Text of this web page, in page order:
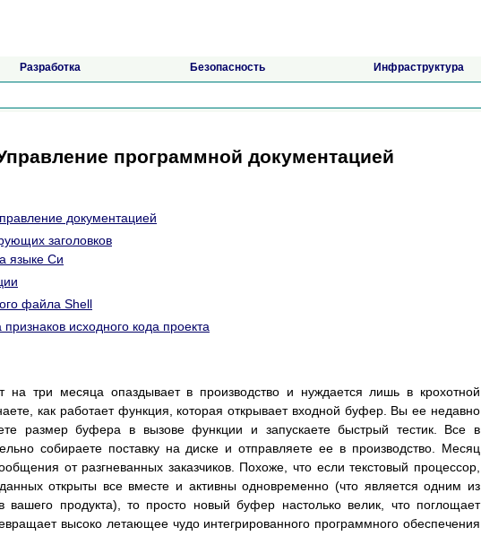
Разработка Безопасность Инфраструктура
программной документацией
документацией
заголовков
языке Си
файла Shell
исходного кода проекта
на три месяца опаздывает в производство и нуждается лишь в крохотной
как работает функция, которая открывает входной буфер. Вы ее недавно
размер буфера в вызове функции и запускаете быстрый тестик. Все в
собираете поставку на диске и отправляете ее в производство. Месяц
от разгневанных заказчиков. Похоже, что если текстовый процессор,
открыты все вместе и активны одновременно (что является одним из
вашего продукта), то просто новый буфер настолько велик, что поглощает
высоко летающее чудо интегрированного программного обеспечения